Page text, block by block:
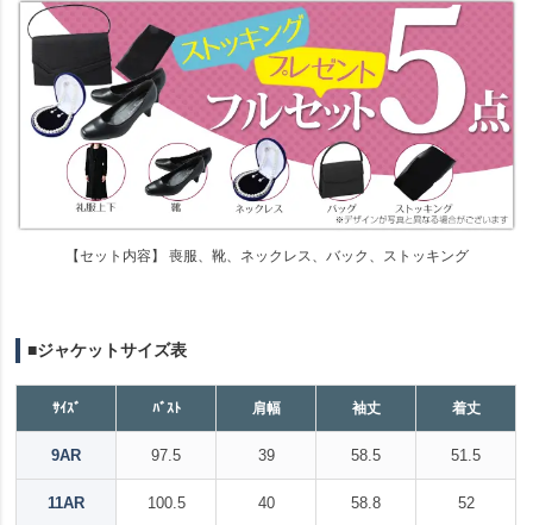
【セット内容】 喪服、靴、ネックレス、バック、ストッキング
■ジャケットサイズ表
ｻｲｽﾞ ﾊﾞｽﾄ 肩幅 袖丈 着丈
9AR 97.5 39 58.5 51.5
11AR 100.5 40 58.8 52